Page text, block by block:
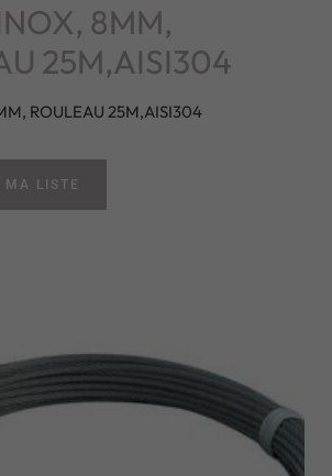
8MM,
25M,AISI304
ROULEAU 25M,AISI304
MA LISTE